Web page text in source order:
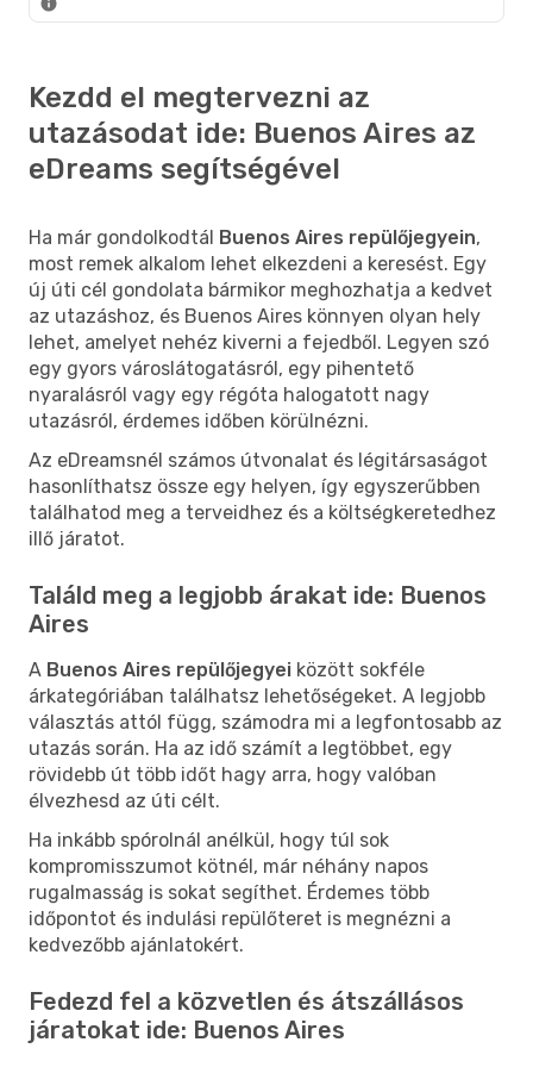
Kezdd el megtervezni az
utazásodat ide: Buenos Aires az
eDreams segítségével
Ha már gondolkodtál Buenos Aires repülőjegyein,
most remek alkalom lehet elkezdeni a keresést. Egy
új úti cél gondolata bármikor meghozhatja a kedvet
az utazáshoz, és Buenos Aires könnyen olyan hely
lehet, amelyet nehéz kiverni a fejedből. Legyen szó
egy gyors városlátogatásról, egy pihentető
nyaralásról vagy egy régóta halogatott nagy
utazásról, érdemes időben körülnézni.
Az eDreamsnél számos útvonalat és légitársaságot
hasonlíthatsz össze egy helyen, így egyszerűbben
találhatod meg a terveidhez és a költségkeretedhez
illő járatot.
Találd meg a legjobb árakat ide: Buenos
Aires
A Buenos Aires repülőjegyei között sokféle
árkategóriában találhatsz lehetőségeket. A legjobb
választás attól függ, számodra mi a legfontosabb az
utazás során. Ha az idő számít a legtöbbet, egy
rövidebb út több időt hagy arra, hogy valóban
élvezhesd az úti célt.
Ha inkább spórolnál anélkül, hogy túl sok
kompromisszumot kötnél, már néhány napos
rugalmasság is sokat segíthet. Érdemes több
időpontot és indulási repülőteret is megnézni a
kedvezőbb ajánlatokért.
Fedezd fel a közvetlen és átszállásos
járatokat ide: Buenos Aires